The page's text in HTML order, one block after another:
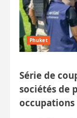
Indien,
Pakistanais
arrêtés.
Etc.
Phuket
Série de
sociétés de